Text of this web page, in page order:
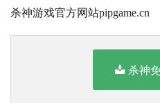
杀神游戏官方网站pipgame.cn
杀神